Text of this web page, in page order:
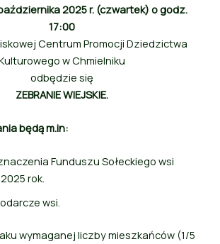
2025 r. (czwartek) o godz.
17:00
Centrum Promocji Dziedzictwa
w Chmielniku
odbędzie się
ZEBRANIE WIEJSKIE.
będą m.in:
Funduszu Sołeckiego wsi
rok.
wsi.
wymaganej liczby mieszkańców (1/5